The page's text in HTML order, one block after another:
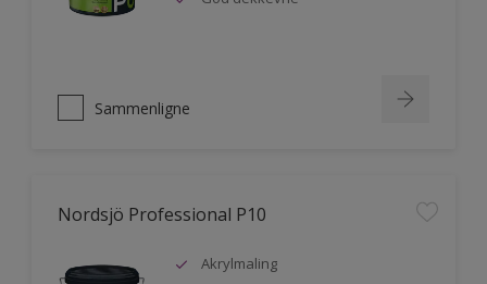
Sammenligne
Nordsjö Professional P10
Akrylmaling